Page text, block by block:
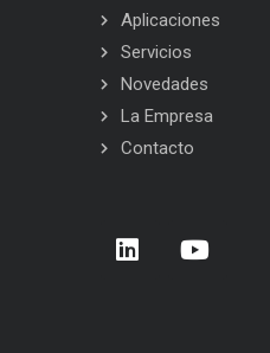
Aplicaciones
Servicios
Novedades
La Empresa
Contacto